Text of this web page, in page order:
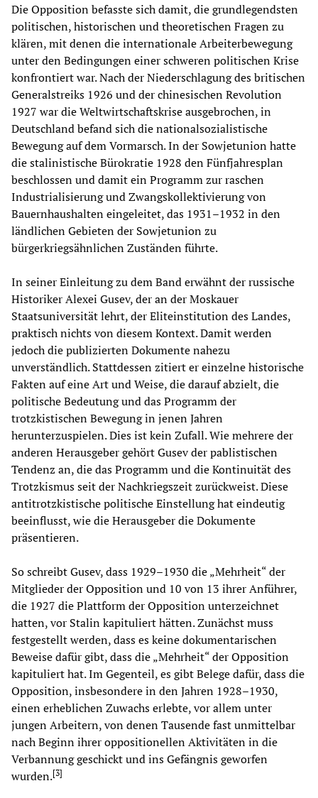
Die Opposition befasste sich damit, die grundlegendsten
politischen, historischen und theoretischen Fragen zu
klären, mit denen die internationale Arbeiterbewegung
unter den Bedingungen einer schweren politischen Krise
konfrontiert war. Nach der Niederschlagung des britischen
Generalstreiks 1926 und der chinesischen Revolution
1927 war die Weltwirtschaftskrise ausgebrochen, in
Deutschland befand sich die nationalsozialistische
Bewegung auf dem Vormarsch. In der Sowjetunion hatte
die stalinistische Bürokratie 1928 den Fünfjahresplan
beschlossen und damit ein Programm zur raschen
Industrialisierung und Zwangskollektivierung von
Bauernhaushalten eingeleitet, das 1931–1932 in den
ländlichen Gebieten der Sowjetunion zu
bürgerkriegsähnlichen Zuständen führte.
In seiner Einleitung zu dem Band erwähnt der russische
Historiker Alexei Gusev, der an der Moskauer
Staatsuniversität lehrt, der Eliteinstitution des Landes,
praktisch nichts von diesem Kontext. Damit werden
jedoch die publizierten Dokumente nahezu
unverständlich. Stattdessen zitiert er einzelne historische
Fakten auf eine Art und Weise, die darauf abzielt, die
politische Bedeutung und das Programm der
trotzkistischen Bewegung in jenen Jahren
herunterzuspielen. Dies ist kein Zufall. Wie mehrere der
anderen Herausgeber gehört Gusev der pablistischen
Tendenz an, die das Programm und die Kontinuität des
Trotzkismus seit der Nachkriegszeit zurückweist. Diese
antitrotzkistische politische Einstellung hat eindeutig
beeinflusst, wie die Herausgeber die Dokumente
präsentieren.
So schreibt Gusev, dass 1929–1930 die „Mehrheit“ der
Mitglieder der Opposition und 10 von 13 ihrer Anführer,
die 1927 die Plattform der Opposition unterzeichnet
hatten, vor Stalin kapituliert hätten. Zunächst muss
festgestellt werden, dass es keine dokumentarischen
Beweise dafür gibt, dass die „Mehrheit“ der Opposition
kapituliert hat. Im Gegenteil, es gibt Belege dafür, dass die
Opposition, insbesondere in den Jahren 1928–1930,
einen erheblichen Zuwachs erlebte, vor allem unter
jungen Arbeitern, von denen Tausende fast unmittelbar
nach Beginn ihrer oppositionellen Aktivitäten in die
Verbannung geschickt und ins Gefängnis geworfen
wurden.[3]